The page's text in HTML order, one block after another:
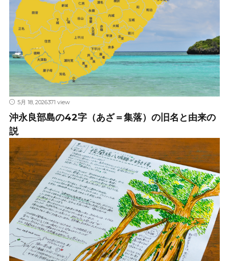
5月 18, 2026371 view
沖永良部島の42字（あざ＝集落）の旧名と由来の
説